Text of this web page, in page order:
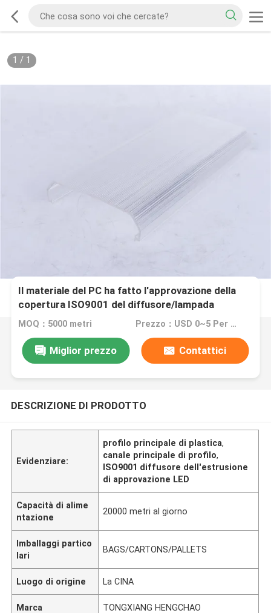
1 / 1
Il materiale del PC ha fatto l'approvazione della
copertura ISO9001 del diffusore/lampada
dell'estrusione del LED
MOQ：5000 metri Prezzo：USD 0~5 Per Meter
Miglior prezzo Contattici
DESCRIZIONE DI PRODOTTO
Evidenziare:
profilo principale di plastica,
canale principale di profilo,
ISO9001 diffusore dell'estrusione
di approvazione LED
Capacità di alime
ntazione
20000 metri al giorno
Imballaggi partico
lari
BAGS/CARTONS/PALLETS
Luogo di origine La CINA
Marca TONGXIANG HENGCHAO